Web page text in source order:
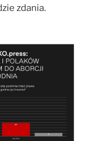
zdania.